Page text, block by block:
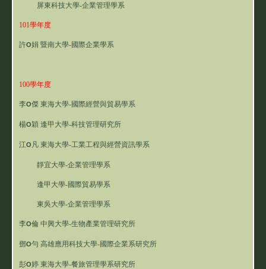
屏東科技大學-企業管理學系
101學年度
許O娟 暨南大學-國際企業學系
100學年度
李O傑 東海大學-國際經營與貿易學系
楊O穎 逢甲大學-科技管理研究所
江O 凡 東海大學-工業工程與經營資訊學系
靜宜大學-企業管理學系
逢甲大學-國際貿易學系
東吳大學-企業管理學系
李O倫 中興大學-生物產業管理研究所
鄧O勻 高雄應用科技大學-國際企業系研究所
彭O婷 東海大學-餐旅管理學系研究所